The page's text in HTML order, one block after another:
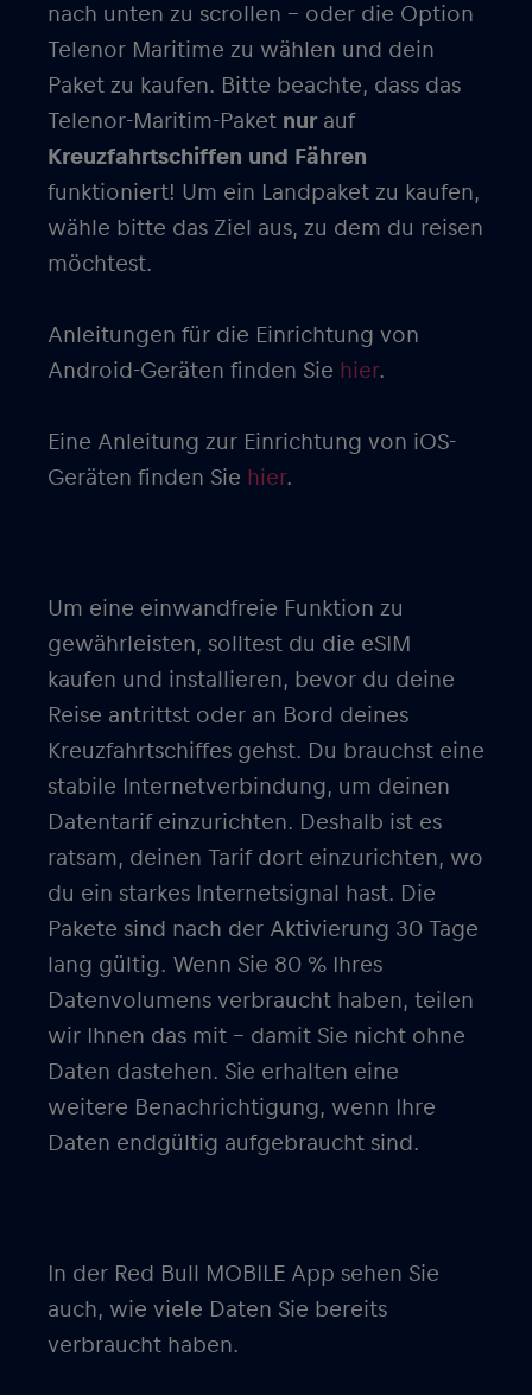
nach unten zu scrollen – oder die Option
Telenor Maritime zu wählen und dein
Paket zu kaufen. Bitte beachte, dass das
Telenor-Maritim-Paket nur auf
Kreuzfahrtschiffen und Fähren
funktioniert! Um ein Landpaket zu kaufen,
wähle bitte das Ziel aus, zu dem du reisen
möchtest.
Anleitungen für die Einrichtung von
Android-Geräten finden Sie hier.
Eine Anleitung zur Einrichtung von iOS-
Geräten finden Sie hier.
Um eine einwandfreie Funktion zu
gewährleisten, solltest du die eSIM
kaufen und installieren, bevor du deine
Reise antrittst oder an Bord deines
Kreuzfahrtschiffes gehst. Du brauchst eine
stabile Internetverbindung, um deinen
Datentarif einzurichten. Deshalb ist es
ratsam, deinen Tarif dort einzurichten, wo
du ein starkes Internetsignal hast. Die
Pakete sind nach der Aktivierung 30 Tage
lang gültig. Wenn Sie 80 % Ihres
Datenvolumens verbraucht haben, teilen
wir Ihnen das mit – damit Sie nicht ohne
Daten dastehen. Sie erhalten eine
weitere Benachrichtigung, wenn Ihre
Daten endgültig aufgebraucht sind.
In der Red Bull MOBILE App sehen Sie
auch, wie viele Daten Sie bereits
verbraucht haben.